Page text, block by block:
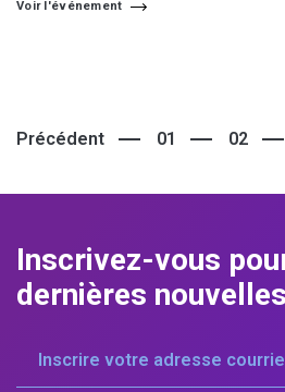
Voir l'événement
Précédent 01 02
Inscrivez-vous
dernières